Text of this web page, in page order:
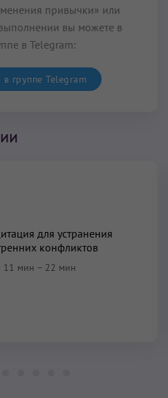
привычки» или
вы можете в
в Telegram:
группе Telegram
для устранения
конфликтов
11 мин – 22 мин